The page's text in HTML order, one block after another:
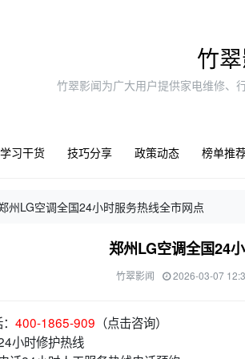
竹
竹翠影闻为广大用户提供家电维修、
学习干货 技巧分享 政策动态 榜单推
州LG空调全国24小时服务热线全市网点
郑州LG空调全国24
竹翠影闻 2026-03-07
400-1865-909 （点击咨询）
小时修护热线